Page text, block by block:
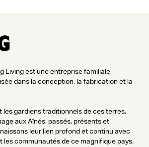
Living est une entreprise familiale
dans la conception, la fabrication et la
les gardiens traditionnels de ces terres.
aux Aînés, passés, présents et
leur lien profond et continu avec
les communautés de ce magnifique pays.